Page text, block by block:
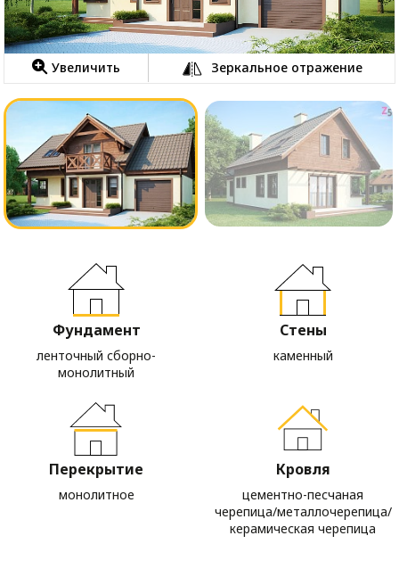
Увеличить Зеркальное отражение
Фундамент
ленточный сборно-
монолитный
Стены
каменный
Перекрытие
монолитное
Кровля
цементно-песчаная
черепица/металлочерепица/
керамическая черепица